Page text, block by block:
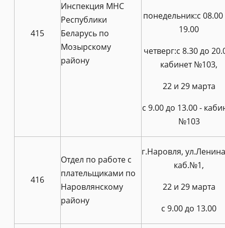
415
Инспекция МНС
Республики
Беларусь по
Мозырскому
району
понедельник:с
19.00
четверг:с 8.30 до
кабинет №103,
22 и 29 марта
c 9.00 до 13.00 -
№103
416
Отдел по работе с
плательщиками по
Наровлянскому
району
г.Наровля,
каб.№1,
22 и 29 марта
c 9.00 до 13.00